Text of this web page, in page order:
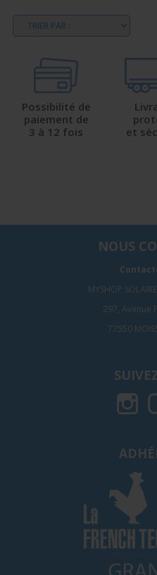
Possibilité de
paiement de
3 à 12 fois
et
NOUS
MYSHOP
297, Avenue
77550